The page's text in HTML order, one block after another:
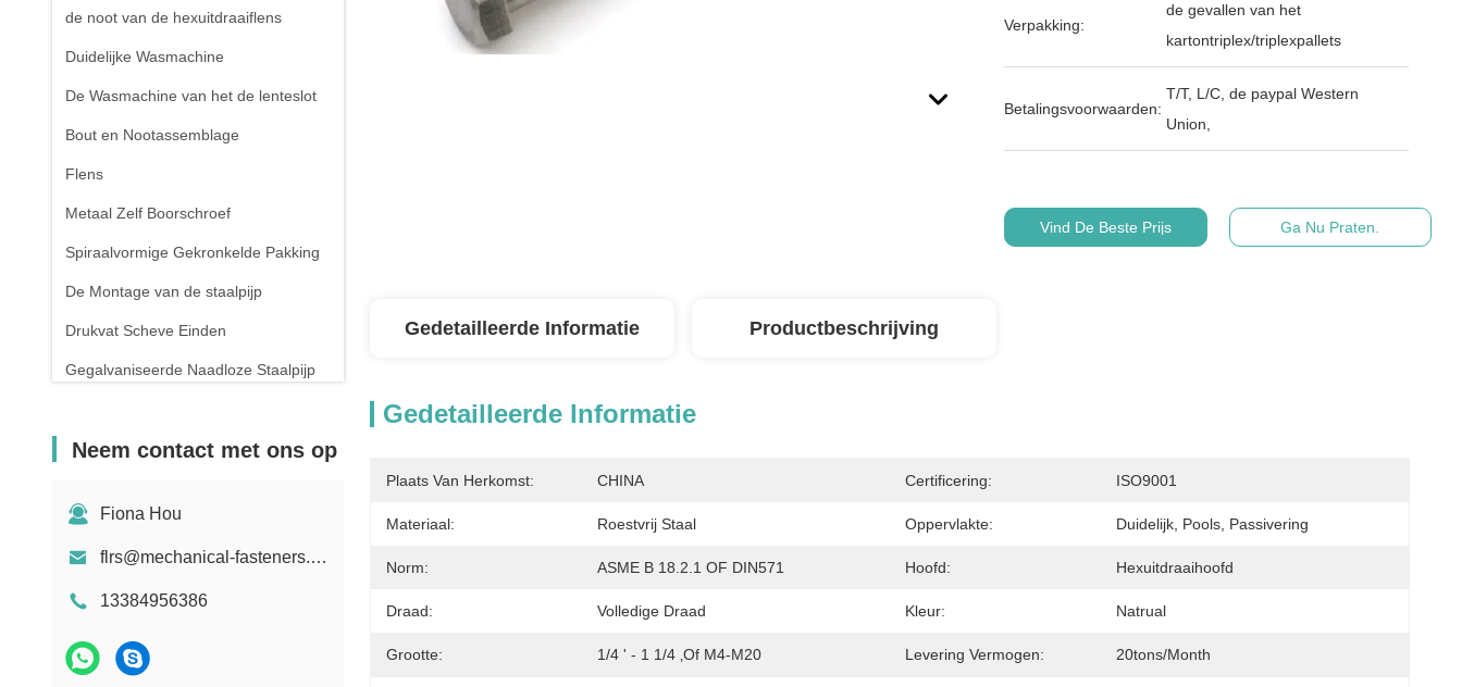
de noot van de hexuitdraaiflens
Duidelijke Wasmachine
De Wasmachine van het de lenteslot
Bout en Nootassemblage
Flens
Metaal Zelf Boorschroef
Spiraalvormige Gekronkelde Pakking
De Montage van de staalpijp
Drukvat Scheve Einden
Gegalvaniseerde Naadloze Staalpijp
De compressielente
Neem contact met ons op
Fiona Hou
flrs@mechanical-fasteners.com
13384956386
Verpakking:
de gevallen van het
kartontriplex/triplexpallets
Betalingsvoorwaarden:
T/T, L/C, de paypal Western
Union,
Vind De Beste Prijs Ga Nu Praten.
Gedetailleerde Informatie Productbeschrijving
Gedetailleerde Informatie
Plaats Van Herkomst: CHINA Certificering: ISO9001
Materiaal: Roestvrij Staal Oppervlakte: Duidelijk, Pools, Passivering
Norm: ASME B 18.2.1 OF DIN571 Hoofd: Hexuitdraaihoofd
Draad: Volledige Draad Kleur: Natrual
Grootte: 1/4 ' - 1 1/4 ‚of M4-M20 Levering Vermogen: 20tons/month